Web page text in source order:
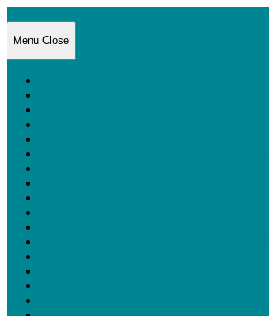
Menu Close